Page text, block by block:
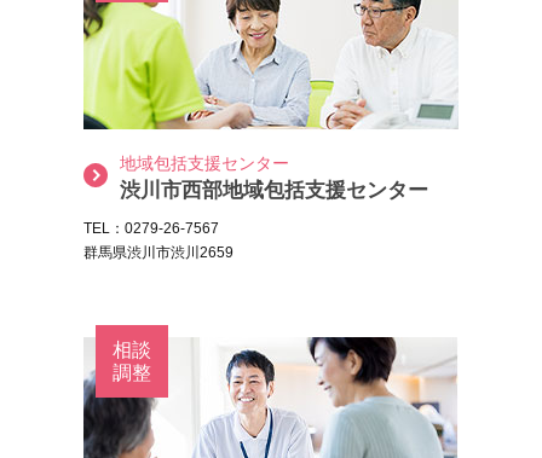
地域包括支援センター
渋川市西部地域包括支援センター
TEL：0279-26-7567
群馬県渋川市渋川2659
相談
調整